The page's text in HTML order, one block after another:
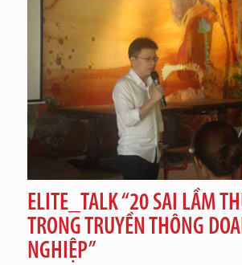
ELITE_TALK “20 SAI LẦM
TRONG TRUYỀN THÔNG
NGHIỆP”